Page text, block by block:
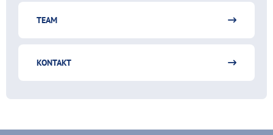
TEAM
KONTAKT